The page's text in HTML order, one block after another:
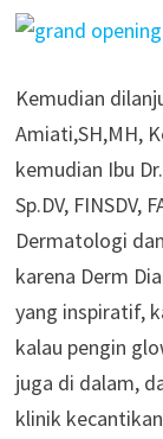
Kemudian
Amiati,SH,MH,
kemudian Ibu
Sp.DV, FINSDV,
Dermatologi
karena Derm
yang inspiratif,
kalau pengin
juga di dalam,
klinik